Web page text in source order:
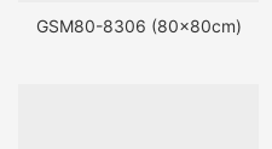
GSM80-8306 (80x80cm)